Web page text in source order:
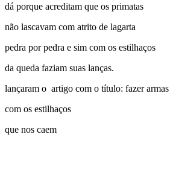
dá porque acreditam que os primatas
não lascavam com atrito de lagarta
pedra por pedra e sim com os estilhaços
da queda faziam suas lanças.
lançaram o artigo com o título: fazer armas
com os estilhaços
que nos caem